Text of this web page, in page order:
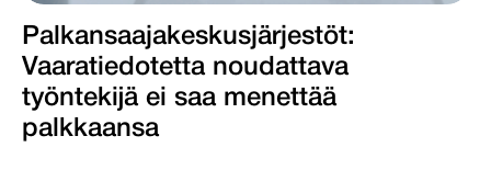
Palkansaajakeskus­järjestöt:
Vaaratiedotetta noudattava
työntekijä ei saa menettää
palkkaansa